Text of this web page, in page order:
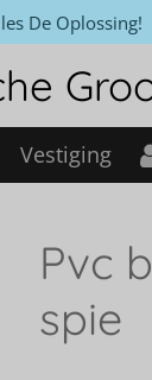
De Oplossing!
Vestiging
Pvc
spie